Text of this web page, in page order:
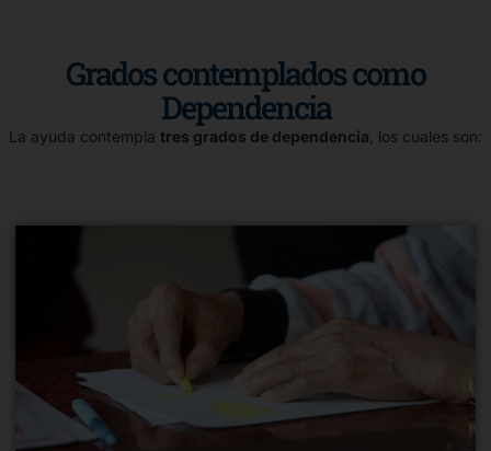
Grados contemplados como
Dependencia
La ayuda contempla tres grados de dependencia , los cuales son: